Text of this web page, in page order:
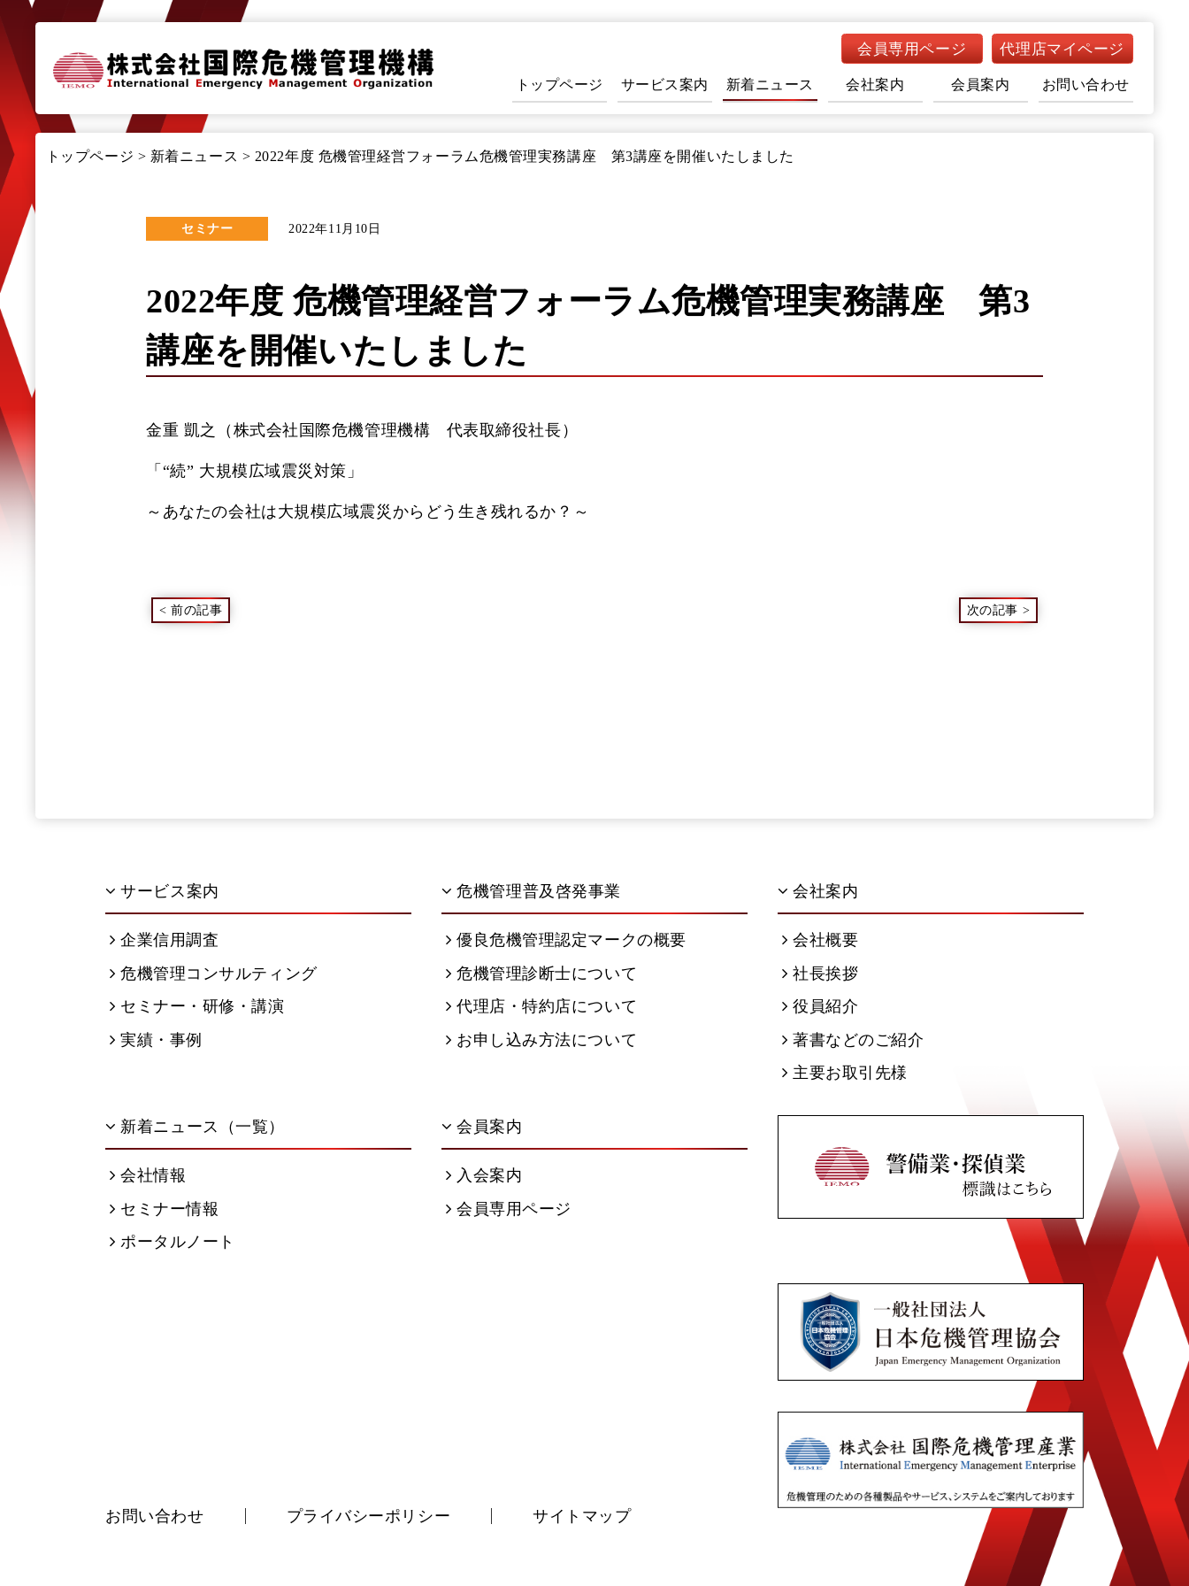
会員専用ページ 代理店マイページ
トップページ サービス案内 新着ニュース 会社案内 会員案内 お問い合わせ
トップページ > 新着ニュース > 2022年度 危機管理経営フォーラム危機管理実務講座 第3講座を開催いたしました
セミナー 2022年11月10日
2022年度 危機管理経営フォーラム危機管理実務講座 第3
講座を開催いたしました
金重 凱之（株式会社国際危機管理機構 代表取締役社長）
「“続” 大規模広域震災対策」
～あなたの会社は大規模広域震災からどう生き残れるか？～
< 前の記事 次の記事 >
サービス案内
企業信用調査
危機管理コンサルティング
セミナー・研修・講演
実績・事例
危機管理普及啓発事業
優良危機管理認定マークの概要
危機管理診断士について
代理店・特約店について
お申し込み方法について
会社案内
会社概要
社長挨拶
役員紹介
著書などのご紹介
主要お取引先様
新着ニュース（一覧）
会社情報
セミナー情報
ポータルノート
会員案内
入会案内
会員専用ページ
お問い合わせ プライバシーポリシー サイトマップ